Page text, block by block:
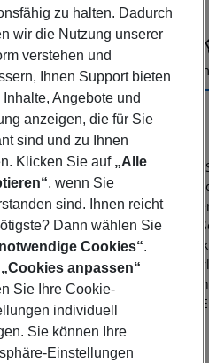
liegt das Hotel Cactus.
sind es ca. 2 km. Die
ca. 2 km vom Hotel, ein
nach rund 2 km. Folgende
2 km), Hala Sultan Tekke (ca.
Verleih auch ein Motorrad-
im Notfall befindet sich
(PFO) liegt in etwa 128 km
zu halten. Dadurch
wir die Nutzung unserer
verstehen und
Ihnen Support bieten
Angebote und
anzeigen, die für Sie
sind und zu Ihnen
Klicken Sie auf „Alle
, wenn Sie
sind. Ihnen reicht
Dann wählen Sie
Cookies“.
„Cookies anpassen“
Sie Ihre Cookie-
individuell
Sie können Ihre
Einstellungen